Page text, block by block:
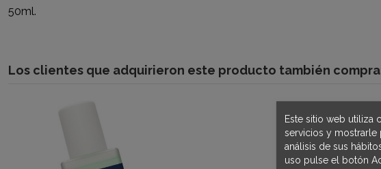
50ml.
Los clientes que adquirieron este producto también
Este sitio web utiliza
servicios y mostrarle
análisis de sus
uso pulse el botón